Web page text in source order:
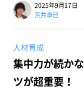
2025年9月17日
荒井卓巳
人材育成
集中力が続か
ツが超重要！